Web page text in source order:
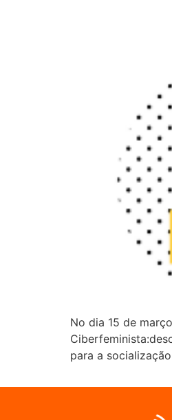
No dia 15 de
para a